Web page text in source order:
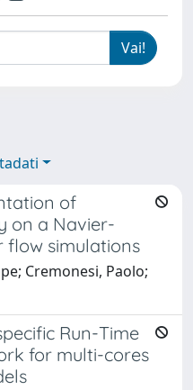
of
on a Navier-
flow simulations
Cremonesi, Paolo;
Run-Time
for multi-cores